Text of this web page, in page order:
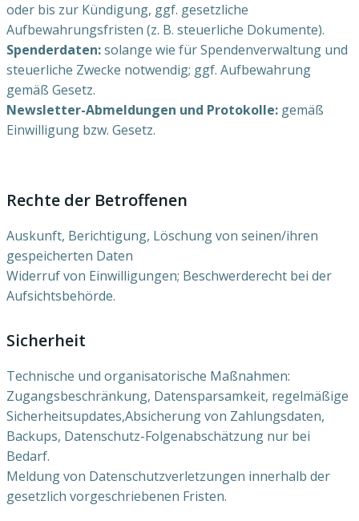
oder bis zur Kündigung, ggf. gesetzliche
Aufbewahrungsfristen (z. B. steuerliche Dokumente).
Spenderdaten:solange wie für Spendenverwaltung und
steuerliche Zwecke notwendig; ggf. Aufbewahrung
gemäß Gesetz.
Newsletter-Abmeldungen und Protokolle: gemäß
Einwilligung bzw. Gesetz.
Rechte der Betroffenen
Auskunft, Berichtigung, Löschung von seinen/ihren
gespeicherten Daten
Widerruf von Einwilligungen; Beschwerderecht bei der
Aufsichtsbehörde.
Sicherheit
Technische und organisatorische Maßnahmen:
Zugangsbeschränkung, Datensparsamkeit, regelmäßige
Sicherheitsupdates,Absicherung von Zahlungsdaten,
Backups, Datenschutz-Folgenabschätzung nur bei
Bedarf.
Meldung von Datenschutzverletzungen innerhalb der
gesetzlich vorgeschriebenen Fristen.